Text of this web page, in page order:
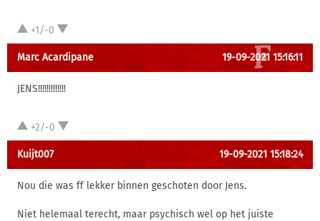
+1/-0
Marc Acardipane 19-09-2021 15:16:11
JENS!!!!!!!!!!!!!
+2/-0
Kuijt007 19-09-2021 15:18:24
Nou die was ff lekker binnen geschoten door Jens.
Niet helemaal terecht, maar psychisch wel op het juiste